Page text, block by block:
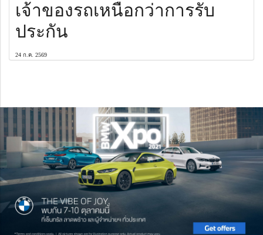
เจ้าของรถเหนือกว่าการรับ
ประกัน
24 ก.ค. 2569